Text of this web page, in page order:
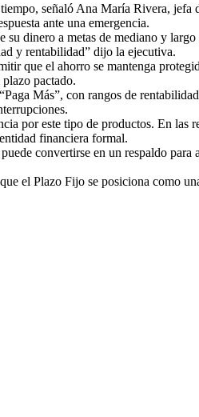
señaló Ana María Rivera, jefa
ante una emergencia.
dinero a metas de mediano y
y rentabilidad” dijo la ejecutiva.
que el ahorro se mantenga
pactado.
Más”, con rangos de
por este tipo de productos. En las
financiera formal.
convertirse en un respaldo
el Plazo Fijo se posiciona como